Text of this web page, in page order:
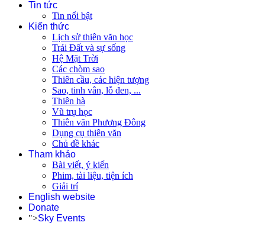
Tin tức
Tin nổi bật
Kiến thức
Lịch sử thiên văn học
Trái Đất và sự sống
Hệ Mặt Trời
Các chòm sao
Thiên cầu, các hiện tượng
Sao, tinh vân, lỗ đen, ...
Thiên hà
Vũ trụ học
Thiên văn Phương Đông
Dụng cụ thiên văn
Chủ đề khác
Tham khảo
Bài viết, ý kiến
Phim, tài liệu, tiện ích
Giải trí
English website
Donate
">Sky Events